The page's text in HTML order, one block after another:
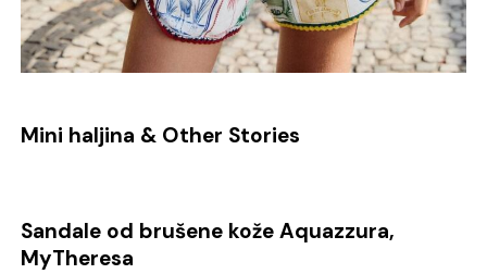
Mini haljina & Other Stories
Sandale od brušene kože Aquazzura,
MyTheresa